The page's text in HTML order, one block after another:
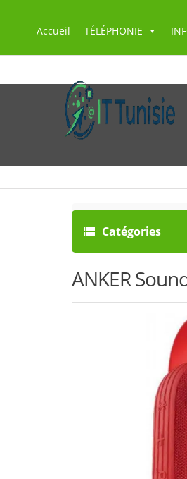
Accueil TÉLÉPHONIE
Catégories
ANKER